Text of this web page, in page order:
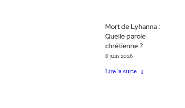
Mort de Lyhanna :
Quelle parole
chrétienne ?
8 juin 2026
Lire la suite